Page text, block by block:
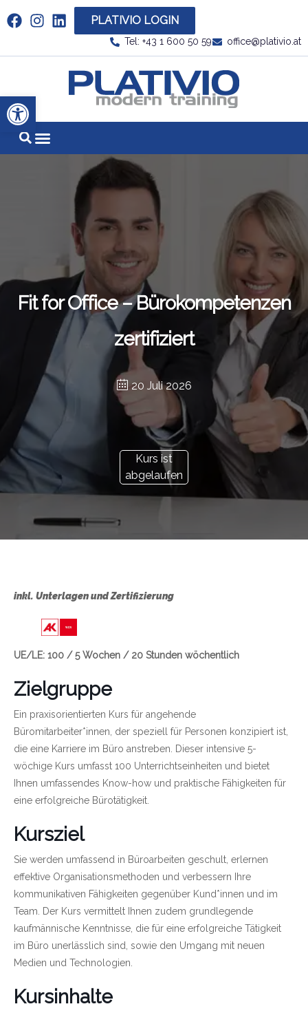
Werkzeugleiste öffnen
Link zu https://www.linkedin.com/company/
PLATIVIO LOGIN
Tel: +43 1 600 50 59 office@plativio.at
Link zu
Fit for Office – Bürokompetenzen
zertifiziert
20 Juli 2026
Kurs ist
abgelaufen
inkl. Unterlagen und Zertifizierung
UE/LE: 100 / 5 Wochen / 20 Stunden wöchentlich
Zielgruppe
Ein praxisorientierten Kurs für angehende
Büromitarbeiter*innen, der speziell für Personen konzipiert ist,
die eine Karriere im Büro anstreben. Dieser intensive 5-
wöchige Kurs umfasst 100 Unterrichtseinheiten und bietet
Ihnen umfassendes Know-how und praktische Fähigkeiten für
eine erfolgreiche Bürotätigkeit.
Kursziel
Sie werden umfassend in Büroarbeiten geschult, erlernen
effektive Organisationsmethoden und verbessern Ihre
kommunikativen Fähigkeiten gegenüber Kund*innen und im
Team. Der Kurs vermittelt Ihnen zudem grundlegende
kaufmännische Kenntnisse, die für eine erfolgreiche Tätigkeit
im Büro unerlässlich sind, sowie den Umgang mit neuen
Medien und Technologien.
Kursinhalte